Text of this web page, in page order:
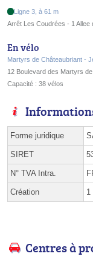
Ligne 3, à 61 m
Arrêt Les Coudrées - 1 Allee
En vélo
Martyrs de Châteaubriant -
12 Boulevard des Martyrs
Capacité : 38 vélos
Forme juridique
SIRET
N° TVA Intra.
Création 1
Centres à